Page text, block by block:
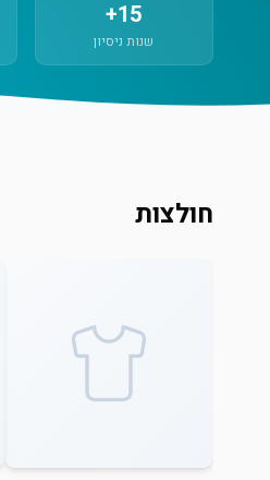
15+
שנות ניסיון
חולצות